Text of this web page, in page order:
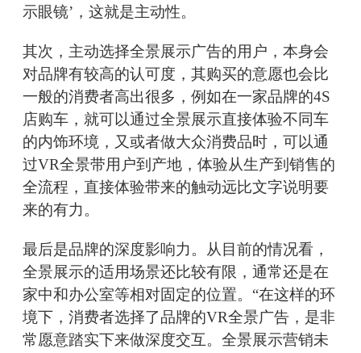
示眼镜’，这就是主动性。
其次，主动选择全景展示广告的用户，本身会
对品牌有较高的认可度，其购买的意愿也会比
一般的消费者高出很多，例如在一家品牌的4S
店购车，就可以通过全景展示直接体验不同车
的内饰环境，又或者做大众消费品时，可以通
过VR全景带用户到产地，体验从生产到销售的
全流程，直接体验带来的触动远比文字说明要
来的有力。
最后是品牌的深度影响力。从目前的情况看，
全景展示的适用场景还比较有限，通常还是在
家中和办公室等相对固定的位置。“在这样的环
境下，消费者选择了品牌的VR全景广告，是非
常愿意踏实下来做深度交互。全景展示营销未